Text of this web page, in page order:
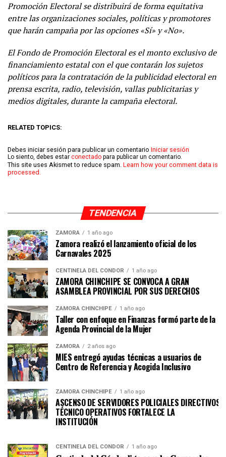
Promoción Electoral se distribuirá de forma equitativa
entre las organizaciones sociales, políticas y promotores
que harán campaña por las opciones «Sí» y «No».
El Fondo de Promoción Electoral es el monto exclusivo de
financiamiento estatal con el que contarán los sujetos
políticos para la contratación de la publicidad electoral en
prensa escrita, radio, televisión, vallas publicitarias y
medios digitales, durante la campaña electoral.
RELATED TOPICS:
Debes iniciar sesión para publicar un comentario Iniciar sesión
Lo siento, debes estar conectado para publicar un comentario.
This site uses Akismet to reduce spam. Learn how your comment data is
processed.
TENDENCIA
ZAMORA 1 año ago
Zamora realizó el lanzamiento oficial de los
Carnavales 2025
CENTINELA DEL CÓNDOR 1 año ago
ZAMORA CHINCHIPE SE CONVOCA A GRAN
ASAMBLEA PROVINCIAL POR SUS DERECHOS
ZAMORA CHINCHIPE 1 año ago
Taller con enfoque en Finanzas formó parte de la
Agenda Provincial de la Mujer
ZAMORA 2 años ago
MIES entregó ayudas técnicas a usuarios de
Centro de Referencia y Acogida Inclusivo
ZAMORA CHINCHIPE 1 año ago
ASCENSO DE SERVIDORES POLICIALES DIRECTIVOS Y
TÉCNICO OPERATIVOS FORTALECE LA
CENTINELA DEL CÓNDOR 1 año ago